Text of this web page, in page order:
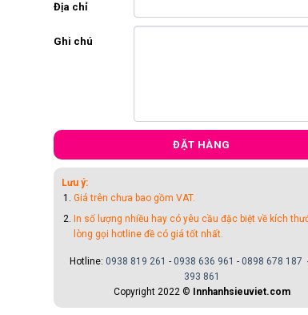
Địa chỉ
Ghi chú
ĐẶT HÀNG
Lưu ý:
Giá trên chưa bao gồm VAT.
In số lượng nhiều hay có yêu cầu đặc biệt về kích
lòng gọi hotline đề có giá tốt nhất.
Hotline: 0938 819 261 - 0938 636 961 - 0898 678 187
393 861
Copyright 2022 ©
Innhanhsieuviet.com